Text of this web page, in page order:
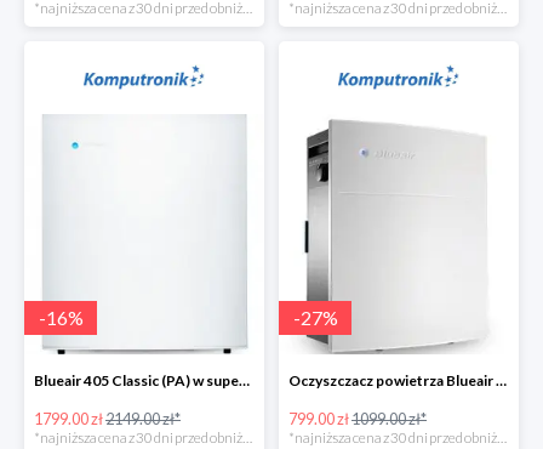
-16%
Blueair 405 Classic (PA) w super cenie
1799.00 zł2149.00 zł*
*najniższa cena z 30 dni przed obniżką
-27%
Oczyszczacz powietrza Blueair 203 Classic (SM) w super cenie
799.00 zł1099.00 zł*
*najniższa cena z 30 dni przed obniżką